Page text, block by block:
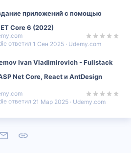
приложений с помощью
Core 6 (2022)
Udemy.com
1 Сен 2025
Ivan Vladimirovich - Fullstack
Net Core, React и AntDesign
Udemy.com
21 Мар 2025
Электронная почта